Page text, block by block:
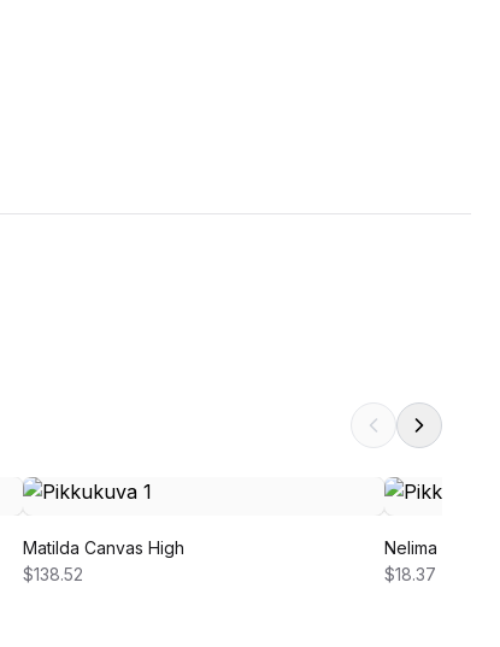
Matilda Canvas High
$138.52
Nelima Dress
$18.37